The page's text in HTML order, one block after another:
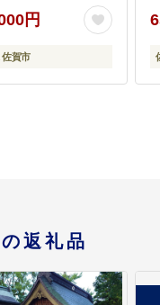
円
佐賀市
返礼品